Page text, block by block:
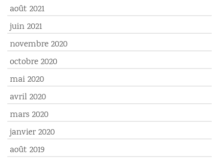
août 2021
juin 2021
novembre 2020
octobre 2020
mai 2020
avril 2020
mars 2020
janvier 2020
août 2019